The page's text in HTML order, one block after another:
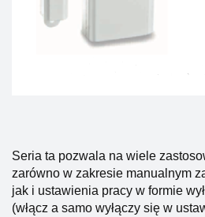
Seria ta pozwala na wiele
zarówno w zakresie manualnym
jak i ustawienia pracy w formie
(włącz a samo wyłączy się w